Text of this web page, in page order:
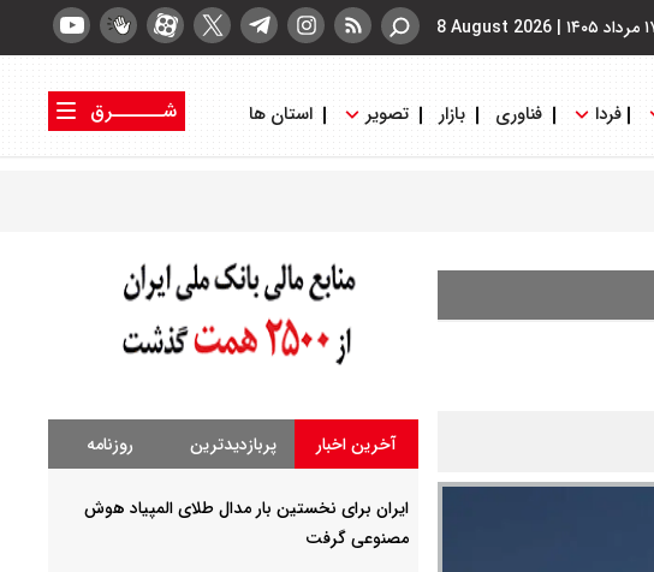
|
8 August 2026
فردا فناوری بازار تصویر استان ها
شــــــرق
آخرین اخبار پربازدیدترین روزنامه
ایران برای نخستین بار مدال طلای المپیاد هوش
مصنوعی گرفت